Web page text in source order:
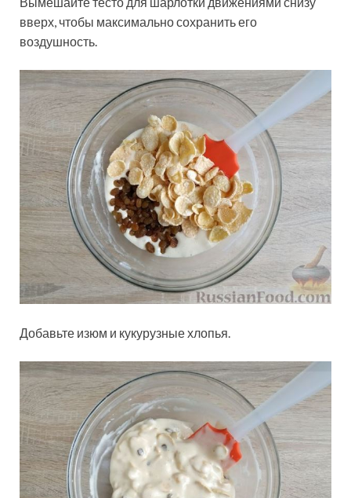
вверх, чтобы максимально сохранить его
воздушность.
Добавьте изюм и кукурузные хлопья.